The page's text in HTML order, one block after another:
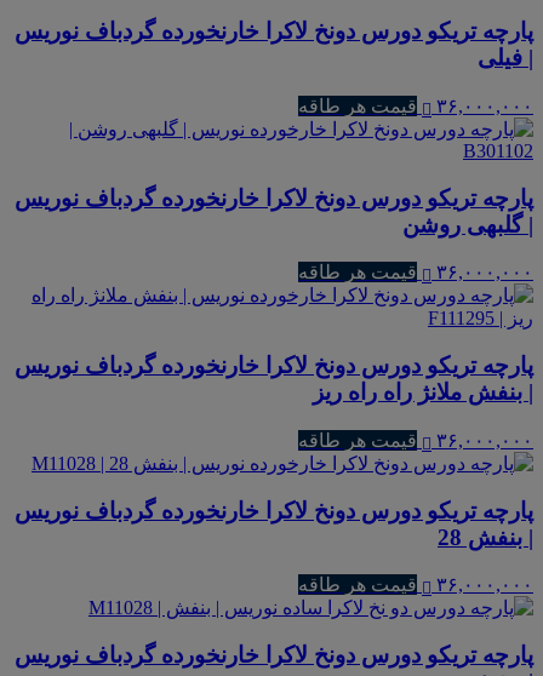
پارچه تریکو دورس دونخ لاکرا خارنخورده گردباف نوریس
| فیلی
۳۶,۰۰۰,۰۰۰ قیمت هر طاقه
پارچه تریکو دورس دونخ لاکرا خارنخورده گردباف نوریس
| گلبهی روشن
۳۶,۰۰۰,۰۰۰ قیمت هر طاقه
پارچه تریکو دورس دونخ لاکرا خارنخورده گردباف نوریس
| بنفش ملانژ راه راه ریز
۳۶,۰۰۰,۰۰۰ قیمت هر طاقه
پارچه تریکو دورس دونخ لاکرا خارنخورده گردباف نوریس
| بنفش 28
۳۶,۰۰۰,۰۰۰ قیمت هر طاقه
پارچه تریکو دورس دونخ لاکرا خارنخورده گردباف نوریس